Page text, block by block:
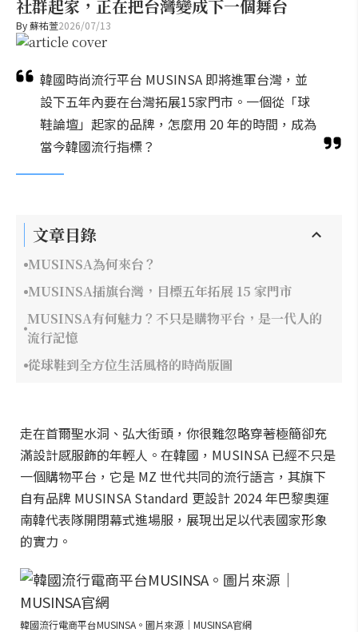
社群起家，正在把台灣變成下一個舞台
By蘇祐萱2026/07/13
韓國時尚流行平台 MUSINSA 即將進軍台灣，並
設下五年內要在台灣拓展15家門市。一個從「球
鞋論壇」起家的品牌，怎麼用 20 年的時間，成為
當今韓國流行指標？
文章目錄
MUSINSA為何來台？
MUSINSA插旗台灣，目標五年拓展 15 家門市
MUSINSA有何魅力？不只是購物平台，是一代人的
流行記憶
從球鞋到全方位生活風格的時尚版圖
走在首爾聖水洞、弘大街頭，你很難忽略穿著極簡卻充
滿設計感服飾的年輕人。在韓國，MUSINSA 已經不只是
一個購物平台，它是 MZ 世代共同的流行語言，其旗下
自有品牌 MUSINSA Standard 更設計 2024 年巴黎奧運
南韓代表隊開閉幕式進場服，展現出足以代表國家形象
的實力。
韓國流行電商平台MUSINSA。圖片來源｜MUSINSA官網